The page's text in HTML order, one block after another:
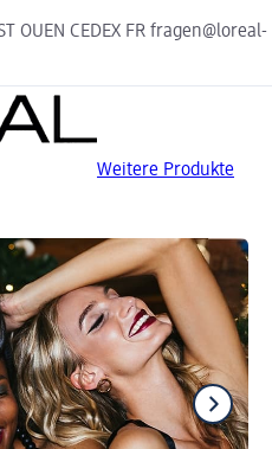
OUEN CEDEX FR fragen@loreal-
Weitere Produkte